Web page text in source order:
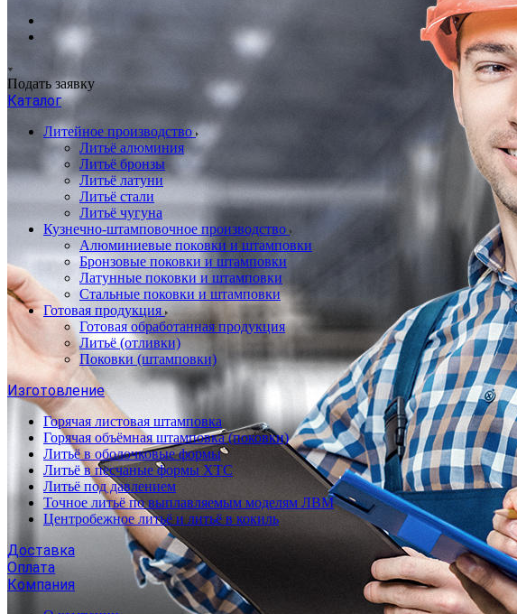
Подать заявку
Каталог
Литейное производство
Литьё алюминия
Литьё бронзы
Литьё латуни
Литьё стали
Литьё чугуна
Кузнечно-штамповочное производство
Алюминиевые поковки и штамповки
Бронзовые поковки и штамповки
Латунные поковки и штамповки
Стальные поковки и штамповки
Готовая продукция
Готовая обработанная продукция
Литьё (отливки)
Поковки (штамповки)
Изготовление
Горячая листовая штамповка
Горячая объёмная штамповка (поковки)
Литьё в оболочковые формы
Литьё в песчаные формы ХТС
Литьё под давлением
Точное литьё по выплавляемым моделям ЛВМ
Центробежное литьё и литьё в кокиль
Доставка
Оплата
Компания